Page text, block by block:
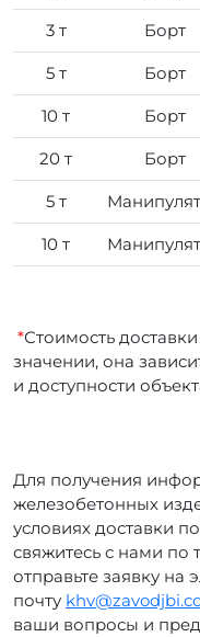
3 т Борт
5 т Борт
10 т Борт
20 т Борт
5 т
10 т
*Стоимость
значении, она
и доступности
Для получения
железобетонных
условиях доставки
свяжитесь с нами по
отправьте заявку на
почту
ваши вопросы и